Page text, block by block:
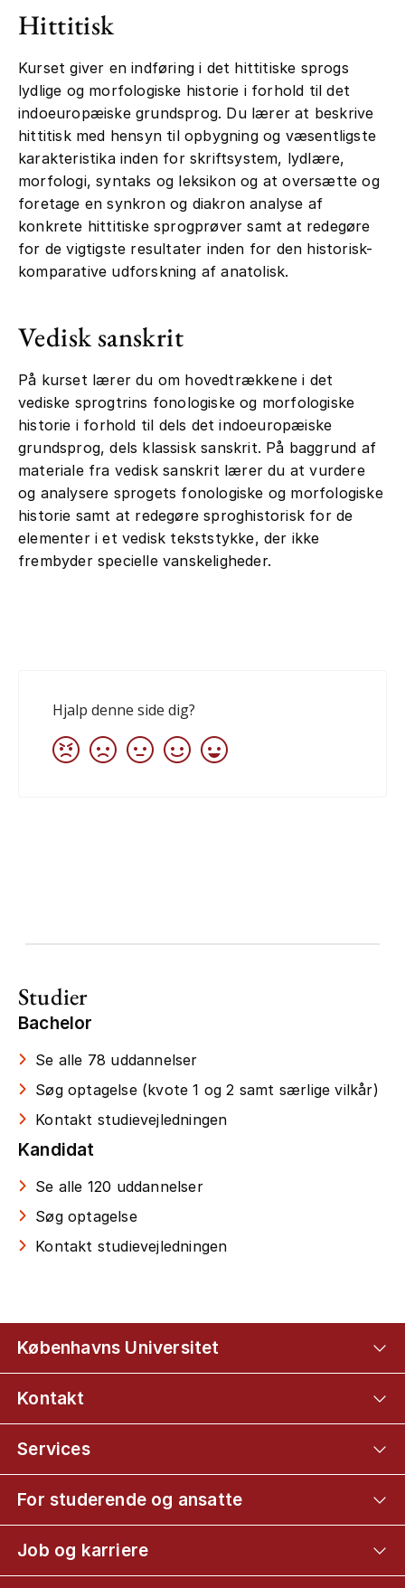
Hittitisk
Kurset giver en indføring i det hittitiske sprogs
lydlige og morfologiske historie i forhold til det
indoeuropæiske grundsprog. Du lærer at beskrive
hittitisk med hensyn til opbygning og væsentligste
karakteristika inden for skriftsystem, lydlære,
morfologi, syntaks og leksikon og at oversætte og
foretage en synkron og diakron analyse af
konkrete hittitiske sprogprøver samt at redegøre
for de vigtigste resultater inden for den historisk-
komparative udforskning af anatolisk.
Vedisk sanskrit
På kurset lærer du om hovedtrækkene i det
vediske sprogtrins fonologiske og morfologiske
historie i forhold til dels det indoeuropæiske
grundsprog, dels klassisk sanskrit. På baggrund af
materiale fra vedisk sanskrit lærer du at vurdere
og analysere sprogets fonologiske og morfologiske
historie samt at redegøre sproghistorisk for de
elementer i et vedisk tekststykke, der ikke
frembyder specielle vanskeligheder.
Studier
Bachelor
Se alle 78 uddannelser
Søg optagelse (kvote 1 og 2 samt særlige vilkår)
Kontakt studievejledningen
Kandidat
Se alle 120 uddannelser
Søg optagelse
Kontakt studievejledningen
Københavns Universitet
Kontakt
Services
For studerende og ansatte
Job og karriere